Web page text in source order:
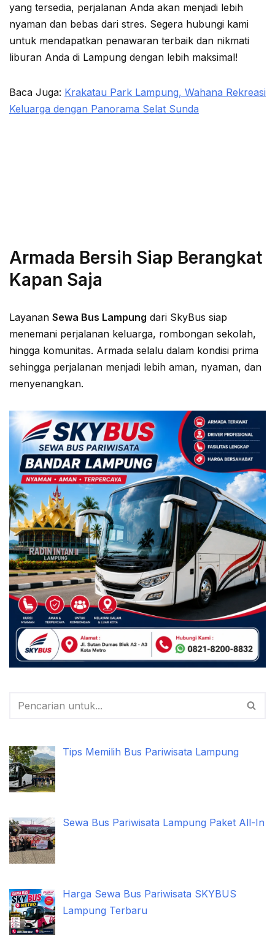
yang tersedia, perjalanan Anda akan menjadi lebih
nyaman dan bebas dari stres. Segera hubungi kami
untuk mendapatkan penawaran terbaik dan nikmati
liburan Anda di Lampung dengan lebih maksimal!
Baca Juga: Krakatau Park Lampung, Wahana Rekreasi
Keluarga dengan Panorama Selat Sunda
Armada Bersih Siap Berangkat
Kapan Saja
Layanan Sewa Bus Lampung dari SkyBus siap
menemani perjalanan keluarga, rombongan sekolah,
hingga komunitas. Armada selalu dalam kondisi prima
sehingga perjalanan menjadi lebih aman, nyaman, dan
menyenangkan.
Tips Memilih Bus Pariwisata Lampung
Sewa Bus Pariwisata Lampung Paket All-In
Harga Sewa Bus Pariwisata SKYBUS
Lampung Terbaru